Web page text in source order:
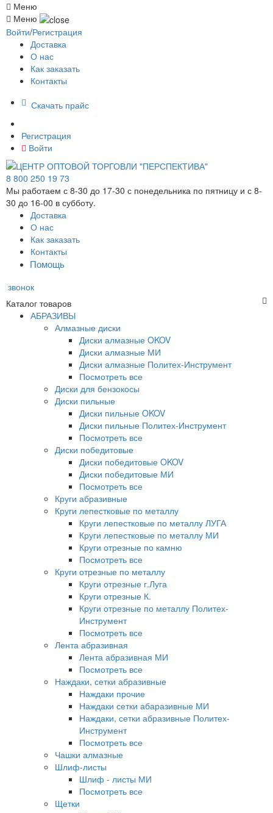
Меню
Меню
Войти/Регистрация
Доставка
О нас
Как заказать
Контакты
Скачать прайс
Регистрация
Войти
8 800 250 19 73
Мы работаем с 8-30 до 17-30 с понедельника по пятницу и с 8-
30 до 16-00 в субботу.
Доставка
О нас
Как заказать
Контакты
Помощь
звонок
Каталог товаров
АБРАЗИВЫ
Алмазные диски
Диски алмазные OKOV
Диски алмазные МИ
Диски алмазные Политех-Инструмент
Посмотреть все
Диски для бензокосы
Диски пильные
Диски пильные OKOV
Диски пильные Политех-Инструмент
Посмотреть все
Диски победитовые
Диски победитовые OKOV
Диски победитовые МИ
Посмотреть все
Круги абразивные
Круги лепестковые по металлу
Круги лепестковые по металлу ЛУГА
Круги лепестковые по металлу МИ
Круги отрезные по камню
Посмотреть все
Круги отрезные по металлу
Круги отрезные г.Луга
Круги отрезные К.
Круги отрезные по металлу Политех-
Инструмент
Посмотреть все
Лента абразивная
Лента абразивная МИ
Посмотреть все
Наждаки, сетки абразивные
Наждаки прочие
Наждаки сетки абаразивные МИ
Наждаки, сетки абразивные Политех-
Инструмент
Посмотреть все
Чашки алмазные
Шлиф-листы
Шлиф - листы МИ
Посмотреть все
Щетки